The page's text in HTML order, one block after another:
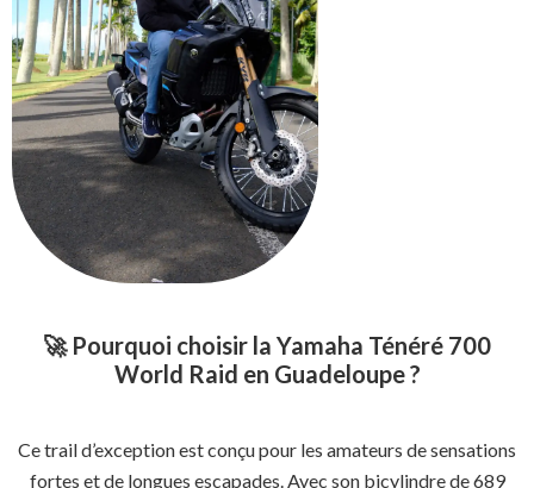
🚀 Pourquoi choisir la Yamaha Ténéré 700
World Raid en Guadeloupe ?
Ce trail d’exception est conçu pour les amateurs de sensations
fortes et de longues escapades. Avec son bicylindre de 689